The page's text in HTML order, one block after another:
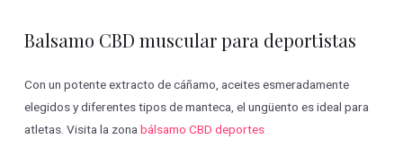
Balsamo CBD muscular para deportistas
Con un potente extracto de cáñamo, aceites esmeradamente
elegidos y diferentes tipos de manteca, el ungüento es ideal para
atletas. Visita la zonabálsamo CBD deportes